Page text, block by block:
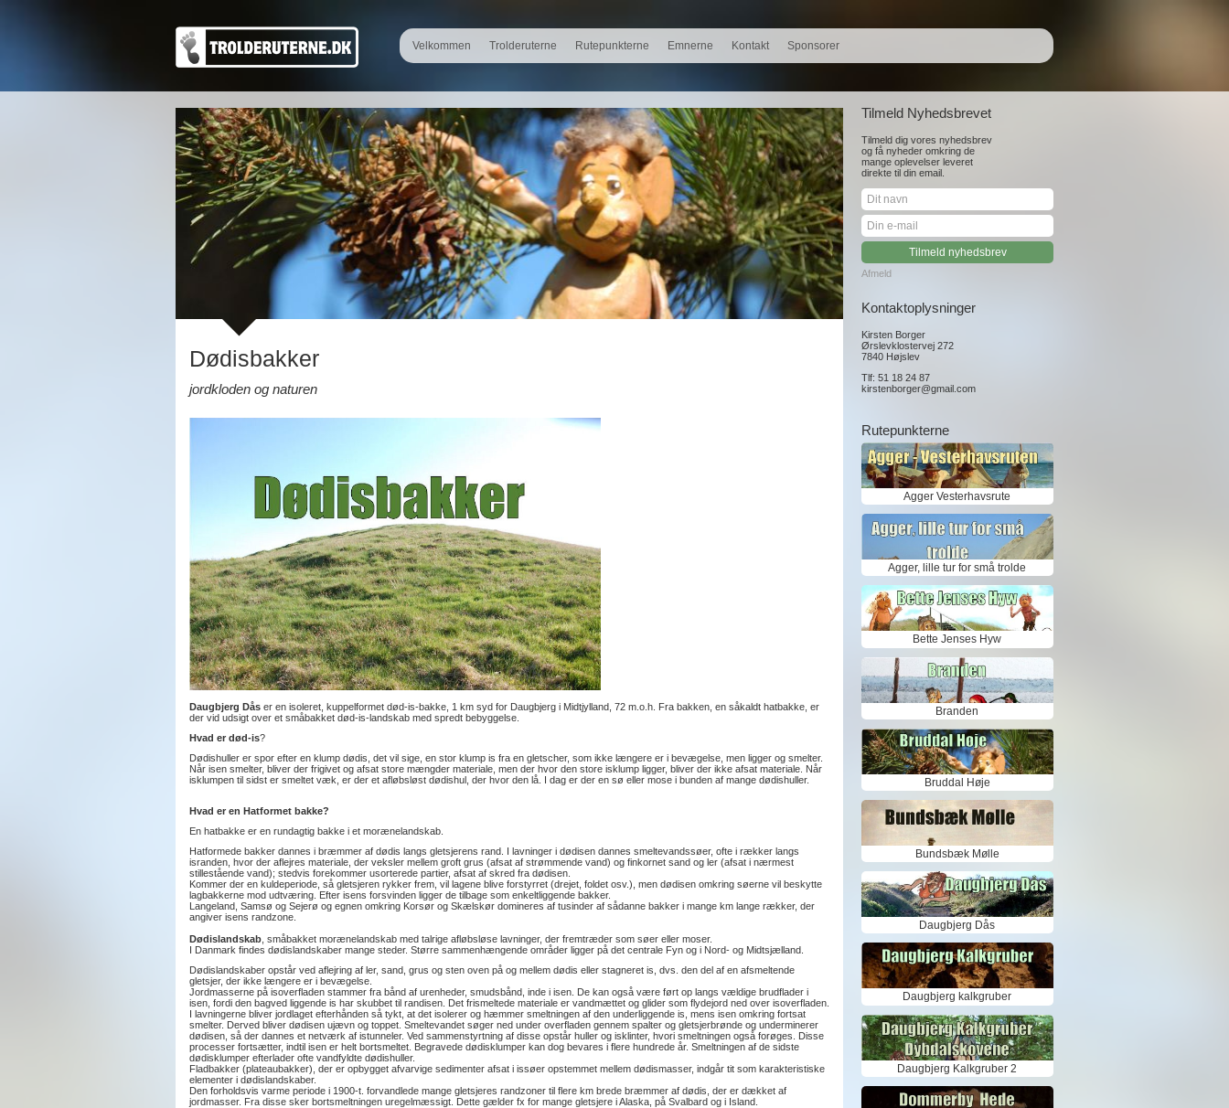
Dødisbakker
jordkloden og naturen
Daugbjerg Dås er en isoleret, kuppelformet død-is-bakke, 1 km syd for Daugbjerg i Midtjylland, 72 m.o.h. Fra bakken, en såkaldt hatbakke, er
der vid udsigt over et småbakket død-is-landskab med spredt bebyggelse.
Hvad er død-is?
Dødishuller er spor efter en klump dødis, det vil sige, en stor klump is fra en gletscher, som ikke længere er i bevægelse, men ligger og smelter.
Når isen smelter, bliver der frigivet og afsat store mængder materiale, men der hvor den store isklump ligger, bliver der ikke afsat materiale. Når
isklumpen til sidst er smeltet væk, er der et afløbsløst dødishul, der hvor den lå. I dag er der en sø eller mose i bunden af mange dødishuller.
Hvad er en Hatformet bakke?
En hatbakke er en rundagtig bakke i et morænelandskab.
Hatformede bakker dannes i bræmmer af dødis langs gletsjerens rand. I lavninger i dødisen dannes smeltevandssøer, ofte i rækker langs
isranden, hvor der aflejres materiale, der veksler mellem groft grus (afsat af strømmende vand) og finkornet sand og ler (afsat i nærmest
stillestående vand); stedvis forekommer usorterede partier, afsat af skred fra dødisen.
Kommer der en kuldeperiode, så gletsjeren rykker frem, vil lagene blive forstyrret (drejet, foldet osv.), men dødisen omkring søerne vil beskytte
lagbakkerne mod udtværing. Efter isens forsvinden ligger de tilbage som enkeltliggende bakker.
Langeland, Samsø og Sejerø og egnen omkring Korsør og Skælskør domineres af tusinder af sådanne bakker i mange km lange rækker, der
angiver isens randzone.
Dødislandskab, småbakket morænelandskab med talrige afløbsløse lavninger, der fremtræder som søer eller moser.
I Danmark findes dødislandskaber mange steder. Større sammenhængende områder ligger på det centrale Fyn og i Nord- og Midtsjælland.
Dødislandskaber opstår ved aflejring af ler, sand, grus og sten oven på og mellem dødis eller stagneret is, dvs. den del af en afsmeltende
gletsjer, der ikke længere er i bevægelse.
Jordmasserne på isoverfladen stammer fra bånd af urenheder, smudsbånd, inde i isen. De kan også være ført op langs vældige brudflader i
isen, fordi den bagved liggende is har skubbet til randisen. Det frismeltede materiale er vandmættet og glider som flydejord ned over isoverfladen.
I lavningerne bliver jordlaget efterhånden så tykt, at det isolerer og hæmmer smeltningen af den underliggende is, mens isen omkring fortsat
smelter. Derved bliver dødisen ujævn og toppet. Smeltevandet søger ned under overfladen gennem spalter og gletsjerbrønde og underminerer
dødisen, så der dannes et netværk af istunneler. Ved sammenstyrtning af disse opstår huller og isklinter, hvori smeltningen også forøges. Disse
processer fortsætter, indtil isen er helt bortsmeltet. Begravede dødisklumper kan dog bevares i flere hundrede år. Smeltningen af de sidste
dødisklumper efterlader ofte vandfyldte dødishuller.
Fladbakker (plateaubakker), der er opbygget afvarvige sedimenter afsat i issøer opstemmet mellem dødismasser, indgår tit som karakteristiske
elementer i dødislandskaber.
Den forholdsvis varme periode i 1900-t. forvandlede mange gletsjeres randzoner til flere km brede bræmmer af dødis, der er dækket af
jordmasser. Fra disse sker bortsmeltningen uregelmæssigt. Dette gælder fx for mange gletsjere i Alaska, på Svalbard og i Island.
Velkommen Trolderuterne Rutepunkterne Emnerne Kontakt Sponsorer
Tilmeld Nyhedsbrevet
Tilmeld dig vores nyhedsbrev
og få nyheder omkring de
mange oplevelser leveret
direkte til din email.
Afmeld
Kontaktoplysninger
Kirsten Borger
Ørslevklostervej 272
7840 Højslev
Tlf: 51 18 24 87
kirstenborger@gmail.com
Rutepunkterne
Agger Vesterhavsrute
Agger, lille tur for små trolde
Bette Jenses Hyw
Branden
Bruddal Høje
Bundsbæk Mølle
Daugbjerg Dås
Daugbjerg kalkgruber
Daugbjerg Kalkgruber 2